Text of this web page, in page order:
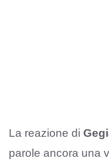
La reazione di
parole ancora una